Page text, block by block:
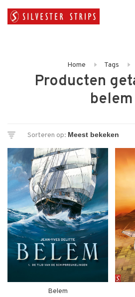
Home Tags
Producten
belem
Sorteren op:
Belem